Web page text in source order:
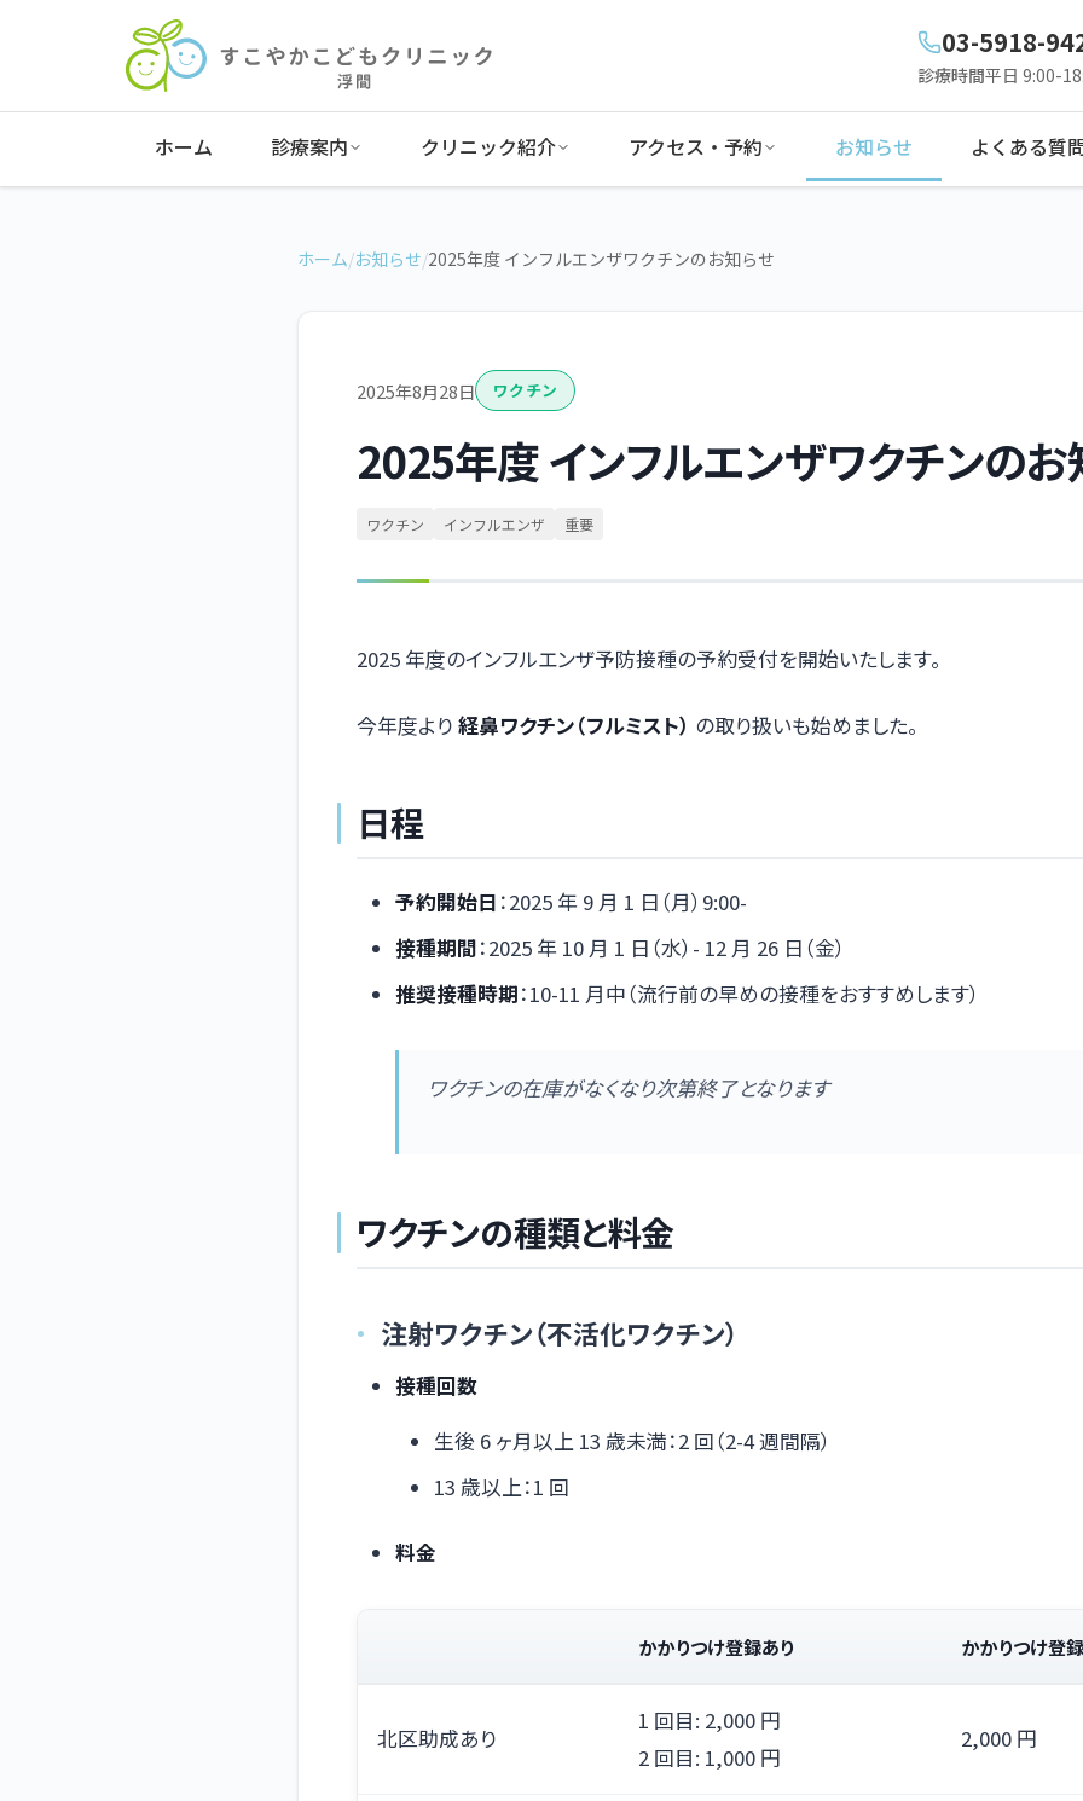
03-5918-
診療時間平日 9:00-
ホーム 診療案内 クリニック紹介 アクセス・予約 お知らせ よくある質
ホーム/お知らせ/2025年度 インフルエンザワクチンのお知らせ
2025年8月28日 ワクチン
2025年度 インフルエンザワクチンのお
ワクチン インフルエンザ 重要
2025 年度のインフルエンザ予防接種の予約受付を開始いたします。
今年度より 経鼻ワクチン（フルミスト） の取り扱いも始めました。
日程
予約開始日 ：2025 年 9 月 1 日（月）9:00-
接種期間：2025 年 10 月 1 日（水）- 12 月 26 日（金）
推奨接種時期：10-11 月中（流行前の早めの接種をおすすめします）
ワクチンの在庫がなくなり次第終了となります
ワクチンの種類と料金
注射ワクチン（不活化ワクチン）
接種回数
生後 6 ヶ月以上 13 歳未満：2 回（2-4 週間隔）
13 歳以上：1 回
料金
かかりつけ登録あり かかりつけ登
北区助成あり
1 回目: 2,000 円
2 回目: 1,000 円
2,000 円